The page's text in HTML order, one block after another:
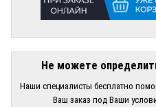
Не можете
Наши специалисты бесплатно
Ваш заказ под Ваши